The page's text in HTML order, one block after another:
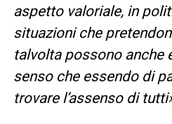
aspetto valoriale, in
situazioni che
talvolta possono anche
senso che essendo di
trovare l’assenso di